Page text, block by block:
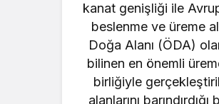
kanat genişliği ile
beslenme ve üreme
Doğa Alanı (ÖDA)
bilinen en önemli
birliğiyle
alanlarını